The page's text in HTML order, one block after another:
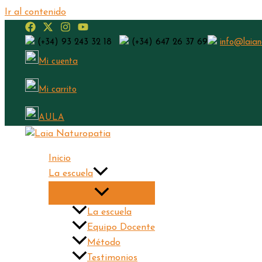
Ir al contenido
(+34) 93 243 32 18 (+34) 647 26 37 69
Mi cuenta
Mi carrito
AULA
Inicio
La escuela
La escuela
Equipo Docente
Método
Testimonios